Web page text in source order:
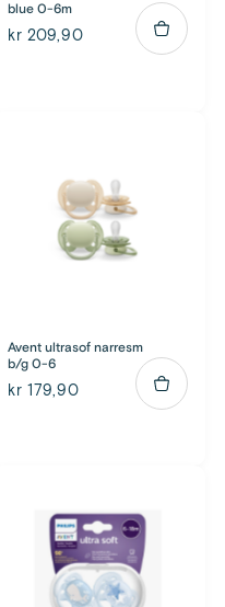
blue 0-6m
kr 209,90
Avent ultrasof narresm
b/g 0-6
kr 179,90